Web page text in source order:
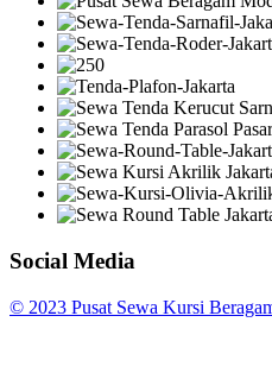
Social Media
© 2023 Pusat Sewa Kursi